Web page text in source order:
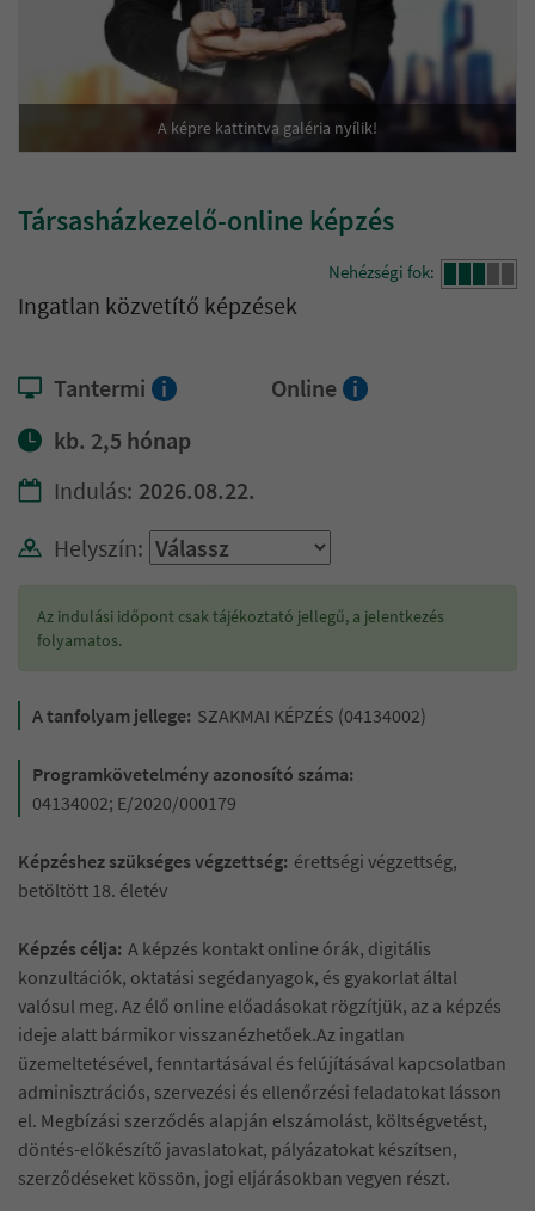
A képre kattintva galéria nyílik!
Társasházkezelő-online képzés
Nehézségi fok:
Ingatlan közvetítő képzések
Tantermi i Online i
kb. 2,5 hónap
Indulás: 2026.08.22.
Helyszín:
Az indulási időpont csak tájékoztató jellegű, a jelentkezés
folyamatos.
A tanfolyam jellege: SZAKMAI KÉPZÉS (04134002)
Programkövetelmény azonosító száma:
04134002; E/2020/000179
Képzéshez szükséges végzettség: érettségi végzettség,
betöltött 18. életév
Képzés célja: A képzés kontakt online órák, digitális
konzultációk, oktatási segédanyagok, és gyakorlat által
valósul meg. Az élő online előadásokat rögzítjük, az a képzés
ideje alatt bármikor visszanézhetőek.Az ingatlan
üzemeltetésével, fenntartásával és felújításával kapcsolatban
adminisztrációs, szervezési és ellenőrzési feladatokat lásson
el. Megbízási szerződés alapján elszámolást, költségvetést,
döntés-előkészítő javaslatokat, pályázatokat készítsen,
szerződéseket kössön, jogi eljárásokban vegyen részt.